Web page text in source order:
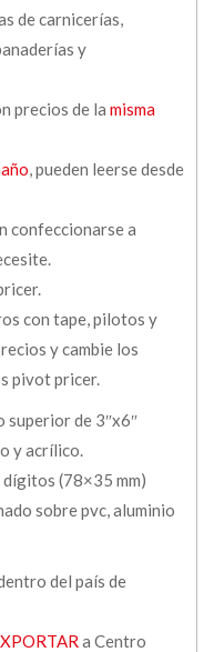
de carnicerías,
y
precios de la misma
, pueden leerse desde
confeccionarse a
con tape, pilotos y
y cambie los
pivot pricer.
superior de 3″x6″
y acrílico.
(78×35 mm)
sobre pvc, aluminio
del país de
a Centro